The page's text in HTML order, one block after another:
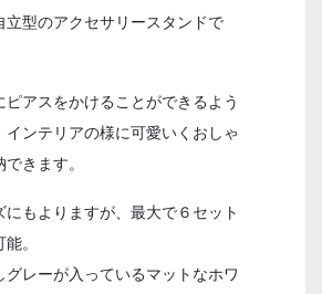
立型のアクセサリースタンドで
ピアスをかけることができるよう
インテリアの様に可愛いくおしゃ
きます。
にもよりますが、最大で６セット
。
グレーが入っているマットなホワ